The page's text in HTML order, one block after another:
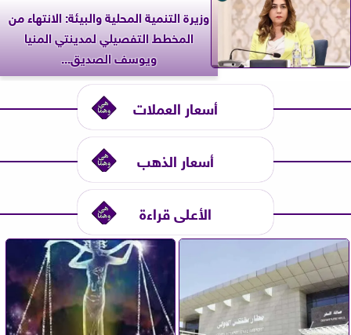
وزيرة التنمية المحلية والبيئة: الانتهاء من
المخطط التفصيلي لمدينتي المنيا
ويوسف الصديق...
أسعار العملات
أسعار الذهب
الأعلى قراءة